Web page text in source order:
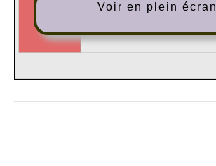
Voir en plein écran